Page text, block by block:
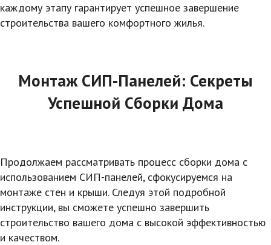
каждому этапу гарантирует успешное завершение
строительства вашего комфортного жилья.
Монтаж СИП-Панелей: Секреты
Успешной Сборки Дома
Продолжаем рассматривать процесс сборки дома с
использованием СИП-панелей, сфокусируемся на
монтаже стен и крыши. Следуя этой подробной
инструкции, вы сможете успешно завершить
строительство вашего дома с высокой эффективностью
и качеством.